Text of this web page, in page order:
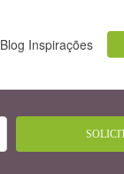
Blog Inspirações